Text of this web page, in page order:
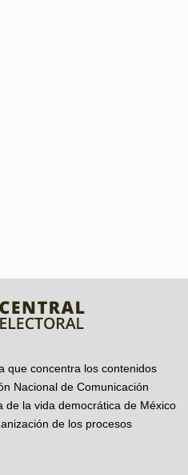
que concentra los contenidos
Nacional de Comunicación
de la vida democrática de México
de los procesos